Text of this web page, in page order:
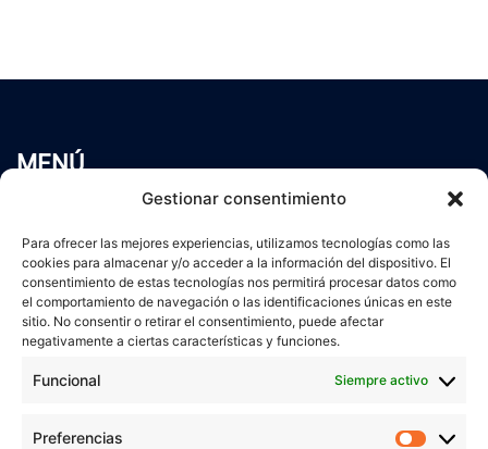
Gestionar consentimiento
Para ofrecer las mejores experiencias, utilizamos tecnologías como las
cookies para almacenar y/o acceder a la información del dispositivo. El
consentimiento de estas tecnologías nos permitirá procesar datos como
el comportamiento de navegación o las identificaciones únicas en este
sitio. No consentir o retirar el consentimiento, puede afectar
negativamente a ciertas características y funciones.
Funcional Siempre activo
Preferencias
MENÚ
Servicios
Blog
Contacto
Aviso Legal
Política de cookies